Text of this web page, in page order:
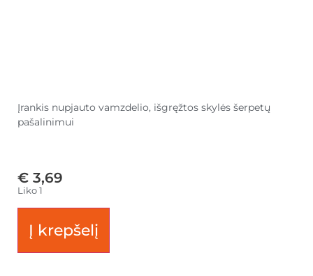
Įrankis nupjauto vamzdelio, išgręžtos skylės šerpetų
pašalinimui
€ 3,69
Liko 1
Į krepšelį